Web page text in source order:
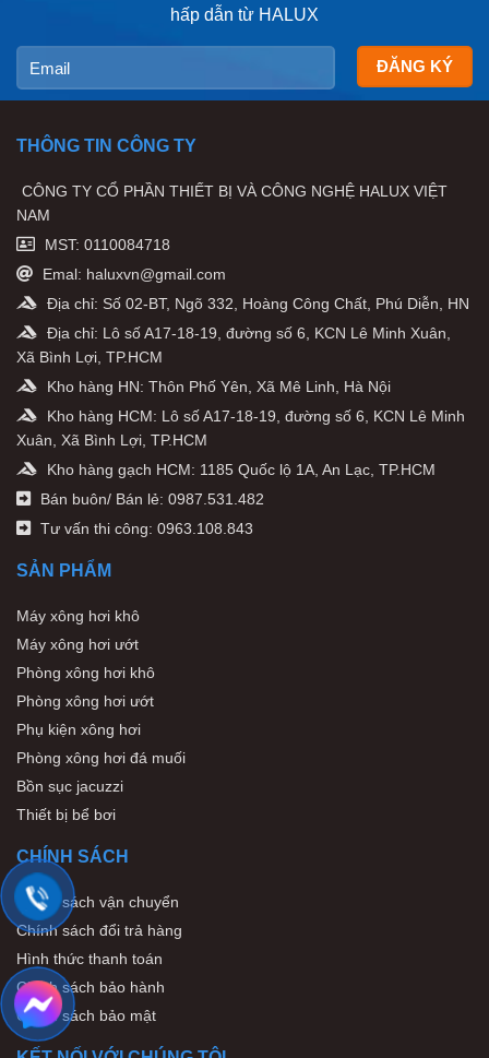
hấp dẫn từ HALUX
THÔNG TIN CÔNG TY
CÔNG TY CỔ PHẦN THIẾT BỊ VÀ CÔNG NGHỆ HALUX VIỆT
NAM
MST: 0110084718
Emal: haluxvn@gmail.com
Địa chỉ: Số 02-BT, Ngõ 332, Hoàng Công Chất, Phú Diễn, HN
Địa chỉ: Lô số A17-18-19, đường số 6, KCN Lê Minh Xuân,
Xã Bình Lợi, TP.HCM
Kho hàng HN: Thôn Phố Yên, Xã Mê Linh, Hà Nội
Kho hàng HCM: Lô số A17-18-19, đường số 6, KCN Lê Minh
Xuân, Xã Bình Lợi, TP.HCM
Kho hàng gạch HCM: 1185 Quốc lộ 1A, An Lạc, TP.HCM
Bán buôn/ Bán lẻ: 0987.531.482
Tư vấn thi công: 0963.108.843
SẢN PHẨM
Máy xông hơi khô
Máy xông hơi ướt
Phòng xông hơi khô
Phòng xông hơi ướt
Phụ kiện xông hơi
Phòng xông hơi đá muối
Bồn sục jacuzzi
Thiết bị bể bơi
CHÍNH SÁCH
Chính sách vận chuyển
Chính sách đổi trả hàng
Hình thức thanh toán
Chính sách bảo hành
Chính sách bảo mật